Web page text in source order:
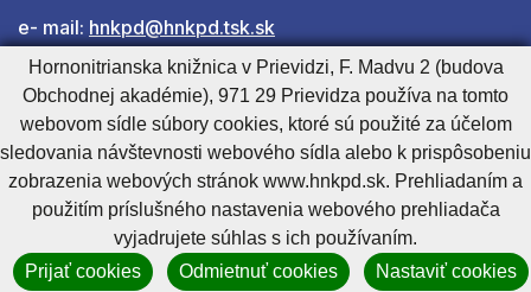
e- mail: hnkpd@hnkpd.tsk.sk
Ďalšie kontakty
Cookies nastavenieCookies - viac informáciíVyhlásenie o prístupnosti
Technický prevádzkovateľ
Správca obsahu
GenerujeCMS BUXUS
Hornonitrianska knižnica v Prievidzi, F. Madvu 2 (budova
Obchodnej akadémie), 971 29 Prievidza používa na tomto
webovom sídle súbory cookies, ktoré sú použité za účelom
sledovania návštevnosti webového sídla alebo k prispôsobeniu
zobrazenia webových stránok www.hnkpd.sk. Prehliadaním a
použitím príslušného nastavenia webového prehliadača
vyjadrujete súhlas s ich používaním.
Prijať cookies
Odmietnuť cookies Nastaviť cookies